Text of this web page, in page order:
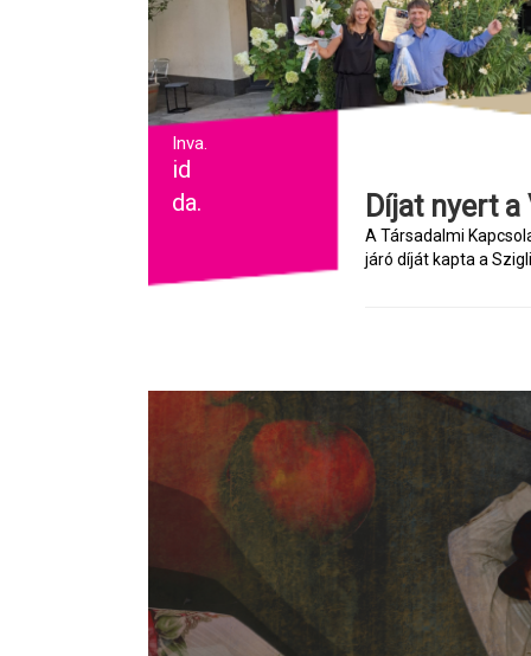
Inva.
id
da.
Díjat nyert
A Társadalmi
járó díját kapta a